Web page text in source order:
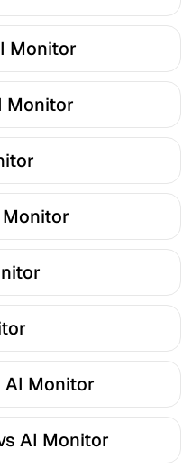
Monitor
Monitor
AI Monitor
AI Monitor